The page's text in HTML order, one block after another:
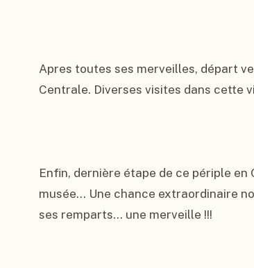
Apres toutes ses merveilles, départ
Centrale. Diverses visites dans cette
Enfin, dernière étape de ce périple en
musée… Une chance extraordinaire
ses remparts… une merveille !!!